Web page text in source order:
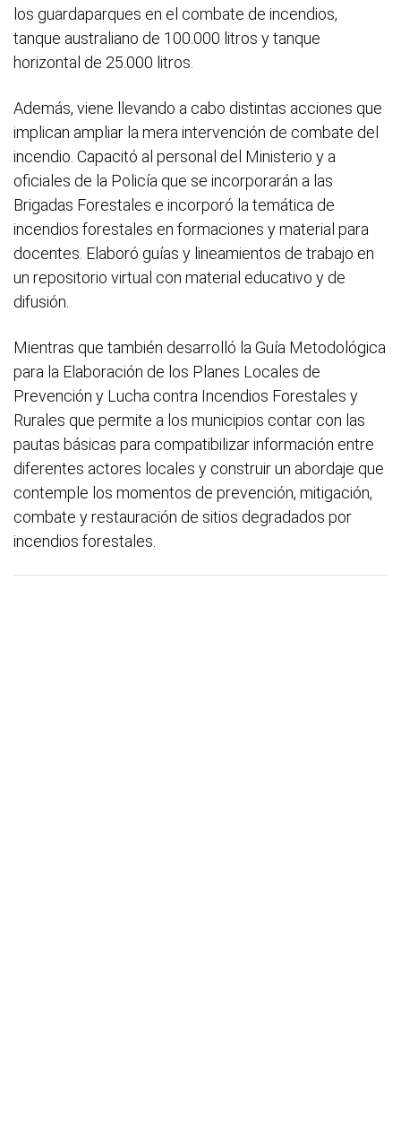
los guardaparques en el combate de incendios,
tanque australiano de 100.000 litros y tanque
horizontal de 25.000 litros.
Además, viene llevando a cabo distintas acciones que
implican ampliar la mera intervención de combate del
incendio. Capacitó al personal del Ministerio y a
oficiales de la Policía que se incorporarán a las
Brigadas Forestales e incorporó la temática de
incendios forestales en formaciones y material para
docentes. Elaboró guías y lineamientos de trabajo en
un repositorio virtual con material educativo y de
difusión.
Mientras que también desarrolló la Guía Metodológica
para la Elaboración de los Planes Locales de
Prevención y Lucha contra Incendios Forestales y
Rurales que permite a los municipios contar con las
pautas básicas para compatibilizar información entre
diferentes actores locales y construir un abordaje que
contemple los momentos de prevención, mitigación,
combate y restauración de sitios degradados por
incendios forestales.